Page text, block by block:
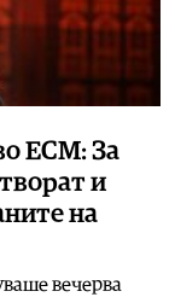
ЕСМ: За
и
на
вечерва